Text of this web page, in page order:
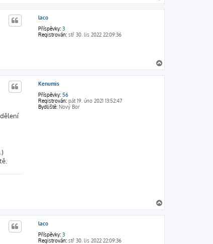
a
h
laco
Příspěvky: 3
Registrován: stř 30. lis 2022 22:09:36
a
h
Kenumis
Příspěvky: 56
Registrován: pát 19. úno 2021 13:52:47
Bydliště: Nový Bor
a
h
laco
Příspěvky: 3
Registrován: stř 30. lis 2022 22:09:36